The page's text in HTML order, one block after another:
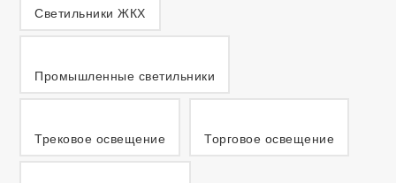
Светильники ЖКХ
Промышленные светильники
Трековое освещение Торговое освещение